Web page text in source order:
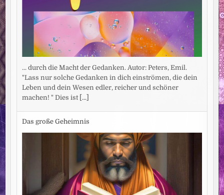
... durch die Macht der Gedanken. Autor: Peters, Emil.
"Lass nur solche Gedanken in dich einströmen, die dein
Leben und dein Wesen edler, reicher und schöner
machen! " Dies ist [...]
Das große Geheimnis